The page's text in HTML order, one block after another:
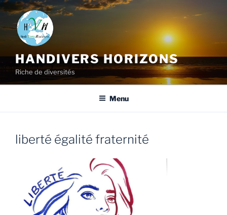
HANDIVERS HORIZONS
Riche de diversités
Menu
liberté égalité fraternité